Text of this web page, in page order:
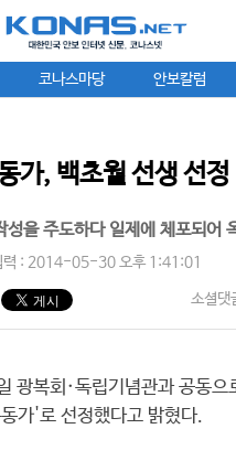
코나스마당 안보칼럼
가, 백초월 선생 선정
성을 주도하다 일제에 체포되어
력 : 2014-05-30 오후 1:41:01
소셜댓
광복회·독립기념관과 공동으
가'로 선정했다고 밝혔다.